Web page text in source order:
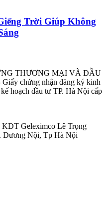
Trời Giúp Không
THƯƠNG MẠI VÀ ĐẦU
chứng nhận đăng ký kinh
hoạch đầu tư TP. Hà Nội cấp
KĐT Geleximco Lê Trọng
Dương Nội, Tp Hà Nội